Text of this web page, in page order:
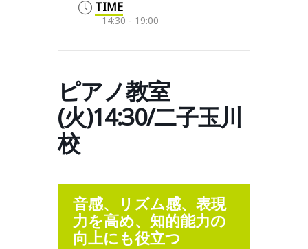
TIME
14:30 - 19:00
ピアノ教室
(火)14:30/二子玉川
校
音感、リズム感、表現
力を高め、知的能力の
向上にも役立つ